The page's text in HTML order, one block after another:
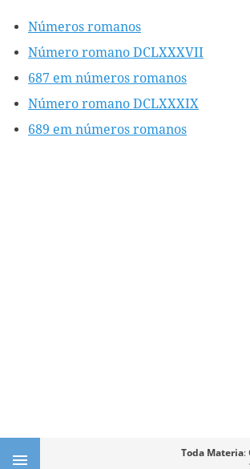
Números romanos
Número romano DCLXXXVII
687 em números romanos
Número romano DCLXXXIX
689 em números romanos
Toda Materia: